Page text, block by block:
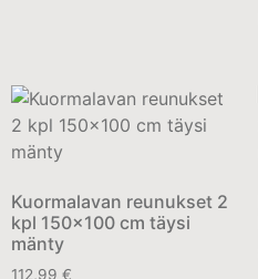
Kuormalavan reunukset 2
kpl 150×100 cm täysi
mänty
112,99 €